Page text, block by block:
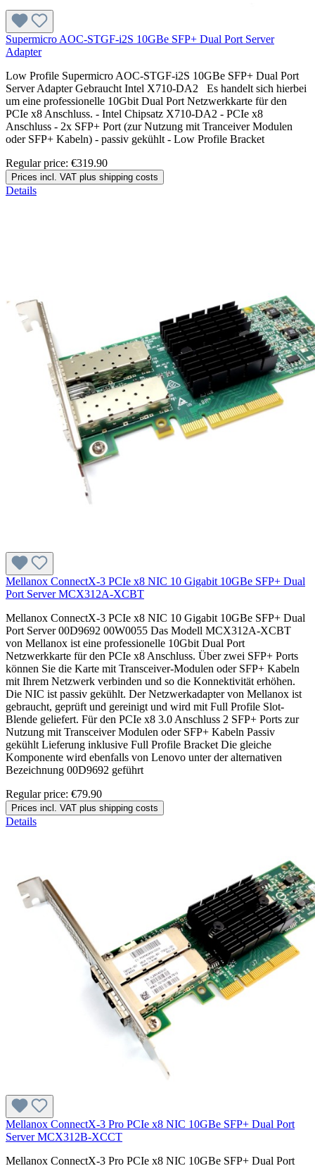
Supermicro AOC-STGF-i2S 10GBe SFP+ Dual Port Server
Adapter
Low Profile Supermicro AOC-STGF-i2S 10GBe SFP+ Dual Port
Server Adapter Gebraucht Intel X710-DA2 Es handelt sich hierbei
um eine professionelle 10Gbit Dual Port Netzwerkkarte für den
PCIe x8 Anschluss. - Intel Chipsatz X710-DA2 - PCIe x8
Anschluss - 2x SFP+ Port (zur Nutzung mit Tranceiver Modulen
oder SFP+ Kabeln) - passiv gekühlt - Low Profile Bracket
Regular price: €319.90
Prices incl. VAT plus shipping costs
Details
Mellanox ConnectX-3 PCIe x8 NIC 10 Gigabit 10GBe SFP+ Dual
Port Server MCX312A-XCBT
Mellanox ConnectX-3 PCIe x8 NIC 10 Gigabit 10GBe SFP+ Dual
Port Server 00D9692 00W0055 Das Modell MCX312A-XCBT
von Mellanox ist eine professionelle 10Gbit Dual Port
Netzwerkkarte für den PCIe x8 Anschluss. Über zwei SFP+ Ports
können Sie die Karte mit Transceiver-Modulen oder SFP+ Kabeln
mit Ihrem Netzwerk verbinden und so die Konnektivität erhöhen.
Die NIC ist passiv gekühlt. Der Netzwerkadapter von Mellanox ist
gebraucht, geprüft und gereinigt und wird mit Full Profile Slot-
Blende geliefert. Für den PCIe x8 3.0 Anschluss 2 SFP+ Ports zur
Nutzung mit Transceiver Modulen oder SFP+ Kabeln Passiv
gekühlt Lieferung inklusive Full Profile Bracket Die gleiche
Komponente wird ebenfalls von Lenovo unter der alternativen
Bezeichnung 00D9692 geführt
Regular price: €79.90
Prices incl. VAT plus shipping costs
Details
Mellanox ConnectX-3 Pro PCIe x8 NIC 10GBe SFP+ Dual Port
Server MCX312B-XCCT
Mellanox ConnectX-3 Pro PCIe x8 NIC 10GBe SFP+ Dual Port